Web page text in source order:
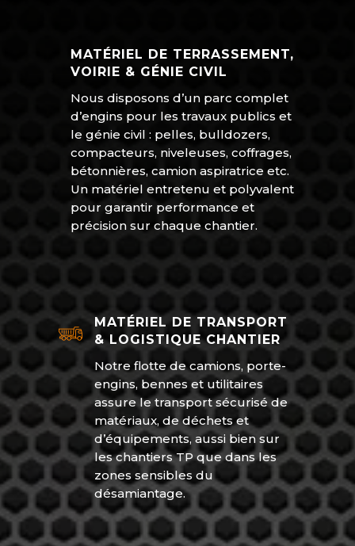
MATÉRIEL DE TERRASSEMENT,
VOIRIE & GÉNIE CIVIL
Nous disposons d’un parc complet
d’engins pour les travaux publics et
le génie civil : pelles, bulldozers,
compacteurs, niveleuses, coffrages,
bétonnières, camion aspiratrice etc.
Un matériel entretenu et polyvalent
pour garantir performance et
précision sur chaque chantier.
MATÉRIEL DE TRANSPORT
& LOGISTIQUE CHANTIER
Notre flotte de camions, porte-
engins, bennes et utilitaires
assure le transport sécurisé de
matériaux, de déchets et
d’équipements, aussi bien sur
les chantiers TP que dans les
zones sensibles du
désamiantage.